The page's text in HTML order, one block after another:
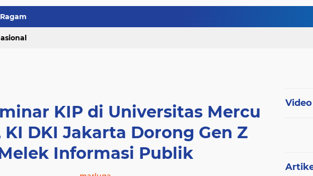
Ragam
KIP di Universitas Mercu
KI DKI Jakarta Dorong Gen Z
Informasi Publik